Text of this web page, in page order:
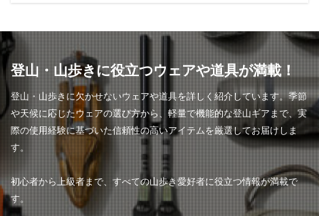
登山・山歩きに役立つウェアや道具が満載！
登山・山歩きに欠かせないウェアや道具を詳しく紹介しています。季節
や天候に応じたウェアの選び方から、軽量で機能的な登山ギアまで、実
際の使用経験に基づいた信頼性の高いアイテムを厳選してお届けしま
す。
初心者から上級者まで、すべての山歩き愛好者に役立つ情報が満載で
す。